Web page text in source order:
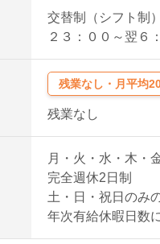
交替制（シフト制）
２３：００～翌６
残業なし・月平均
残業なし
月・火・水・木・
完全週休2日制
土・日・祝日のみ
年次有給休暇日数